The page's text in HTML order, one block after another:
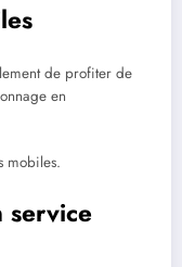
de profiter de
en
mobiles.
service